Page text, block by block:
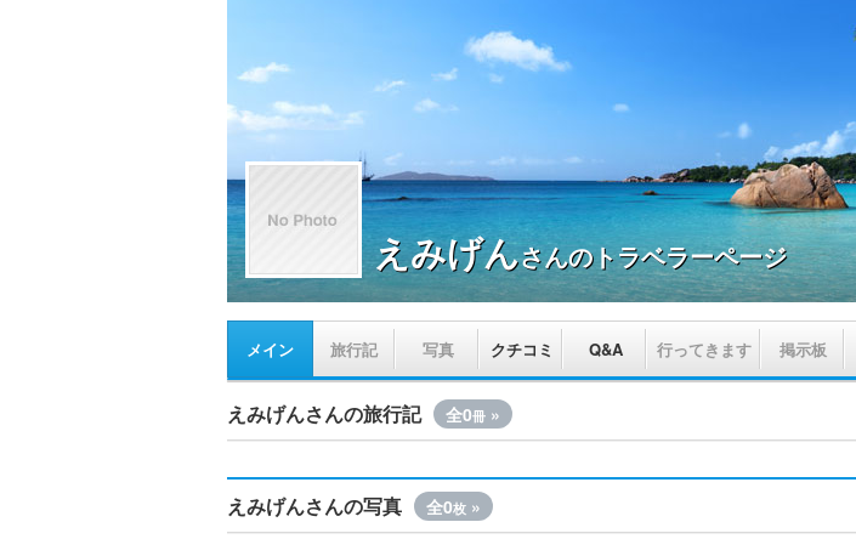
えみげんさんのトラベラーページ
メイン 旅行記 写真 クチコミ Q&A 行ってきます 掲示板
えみげんさんの旅行記 全0冊 »
えみげんさんの写真 全0枚 »